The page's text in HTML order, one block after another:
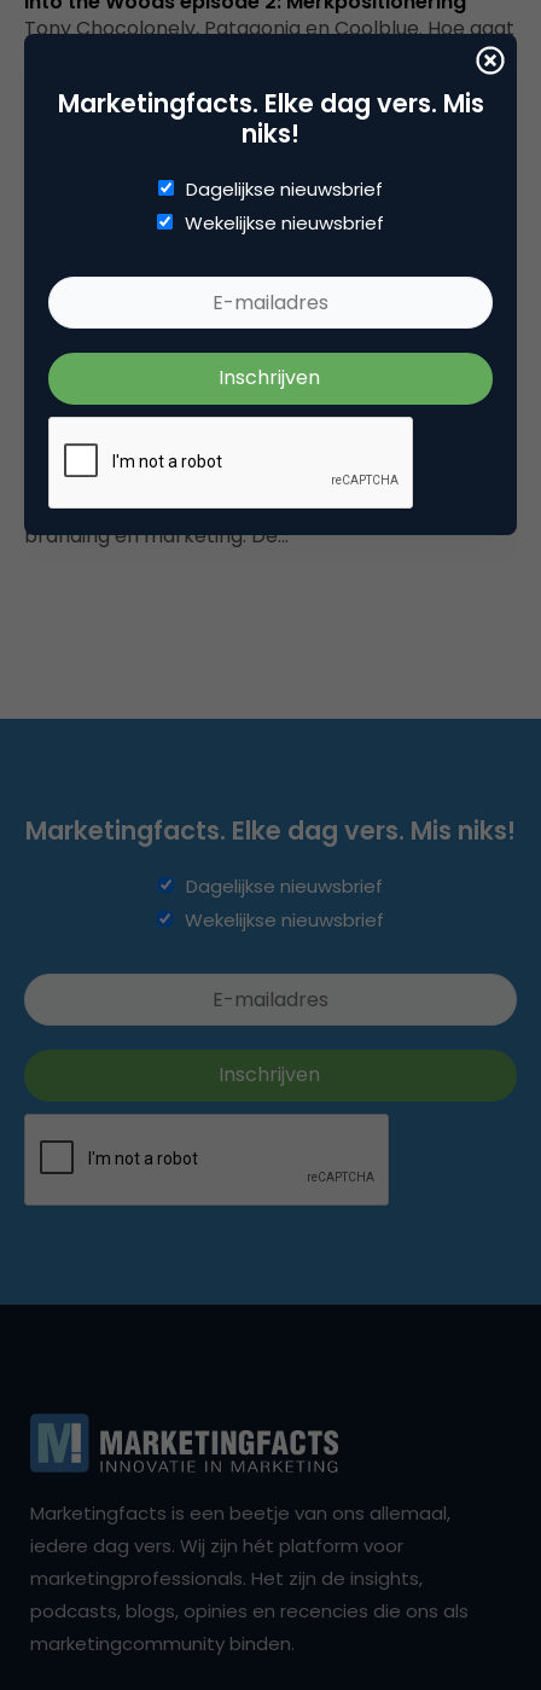
Tony Chocolonely, Patagonia en Coolblue. Hoe gaat
Speelhout zich positioneren?YES, we zijn begonnen
opzetten en een merk bouwen
Serie over het opbouwen van een winkel en merk,
waarbij wordt gekeken naar alle keuzes binnen
branding en marketing. De…
Marketingfacts. Elke dag vers. Mis
niks!
Dagelijkse nieuwsbrief
Wekelijkse nieuwsbrief
Marketingfacts. Elke dag vers. Mis niks!
Dagelijkse nieuwsbrief
Wekelijkse nieuwsbrief
Marketingfacts is een beetje van ons allemaal,
iedere dag vers. Wij zijn hét platform voor
marketingprofessionals. Het zijn de insights,
podcasts, blogs, opinies en recencies die ons als
marketingcommunity binden.